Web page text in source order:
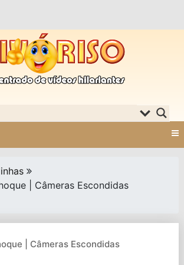
| Câmeras Escondidas
| Câmeras Escondidas